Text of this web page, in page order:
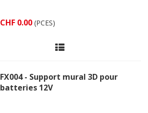
CHF 0.00 (PCES)
FX004 - Support mural 3D pour
batteries 12V